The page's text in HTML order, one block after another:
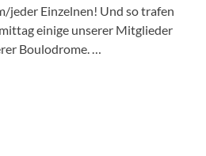
jeder Einzelnen! Und so trafen
einige unserer Mitglieder
Boulodrome. …